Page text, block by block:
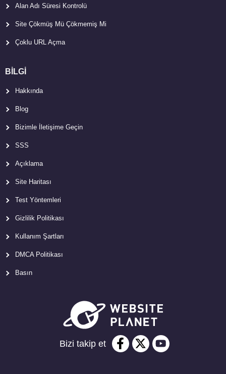
Alan Adı Süresi Kontrolü
Site Çökmüş Mü Çökmemiş Mi
Çoklu URL Açma
BİLGİ
Hakkında
Blog
Bizimle İletişime Geçin
SSS
Açıklama
Site Haritası
Test Yöntemleri
Gizlilik Politikası
Kullanım Şartları
DMCA Politikası
Basın
Bizi takip et